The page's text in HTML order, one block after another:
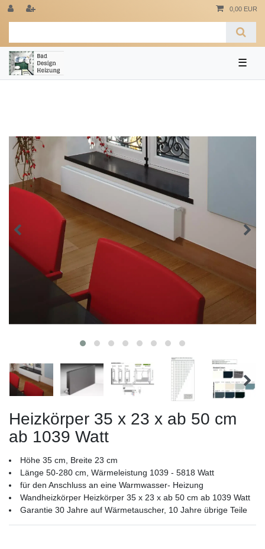
0,00 EUR
☰
Heizkörper 35 x 23 x ab 50 cm
ab 1039 Watt
Höhe 35 cm, Breite 23 cm
Länge 50-280 cm, Wärmeleistung 1039 - 5818 Watt
für den Anschluss an eine Warmwasser- Heizung
Wandheizkörper Heizkörper 35 x 23 x ab 50 cm ab 1039 Watt
Garantie 30 Jahre auf Wärmetauscher, 10 Jahre übrige Teile